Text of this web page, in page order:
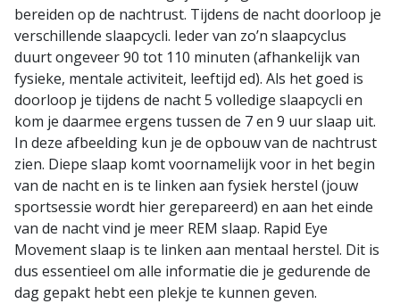
bereiden op de nachtrust. Tijdens de nacht doorloop je
verschillende slaapcycli. Ieder van zo’n slaapcyclus
duurt ongeveer 90 tot 110 minuten (afhankelijk van
fysieke, mentale activiteit, leeftijd ed). Als het goed is
doorloop je tijdens de nacht 5 volledige slaapcycli en
kom je daarmee ergens tussen de 7 en 9 uur slaap uit.
In deze afbeelding kun je de opbouw van de nachtrust
zien. Diepe slaap komt voornamelijk voor in het begin
van de nacht en is te linken aan fysiek herstel (jouw
sportsessie wordt hier gerepareerd) en aan het einde
van de nacht vind je meer REM slaap. Rapid Eye
Movement slaap is te linken aan mentaal herstel. Dit is
dus essentieel om alle informatie die je gedurende de
dag gepakt hebt een plekje te kunnen geven.